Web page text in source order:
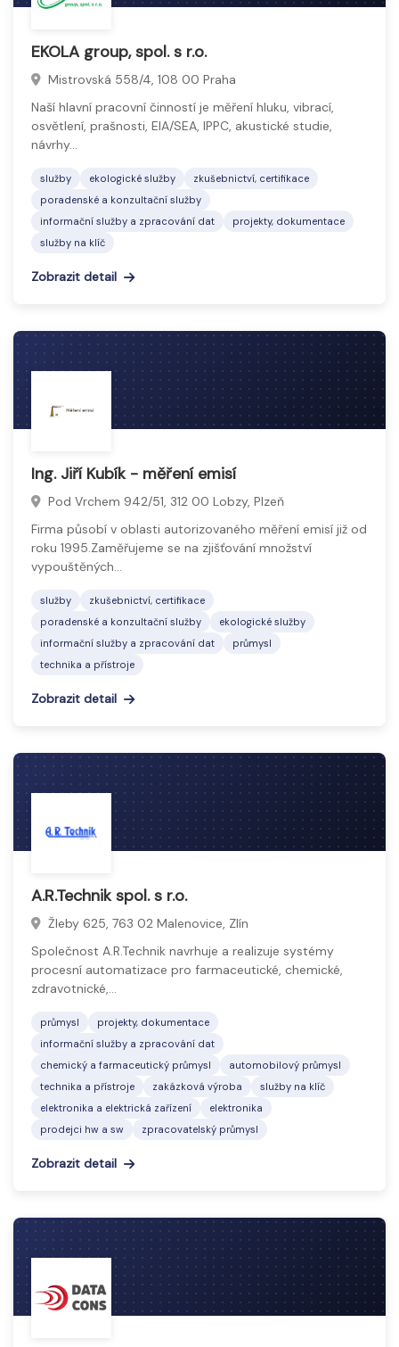
EKOLA group, spol. s r.o.
Mistrovská 558/4, 108 00 Praha
Naší hlavní pracovní činností je měření hluku, vibrací,
osvětlení, prašnosti, EIA/SEA, IPPC, akustické studie,
návrhy…
služby ekologické služby
zkušebnictví, certifikace
poradenské a konzultační služby
informační služby a zpracování dat
projekty, dokumentace
služby na klíč
Zobrazit detail
Ing. Jiří Kubík - měření emisí
Pod Vrchem 942/51, 312 00 Lobzy, Plzeň
Firma působí v oblasti autorizovaného měření emisí již od
roku 1995.Zaměřujeme se na zjišťování množství
vypouštěných…
služby
zkušebnictví, certifikace
poradenské a konzultační služby
ekologické služby
informační služby a zpracování dat
průmysl
technika a přístroje
Zobrazit detail
A.R.Technik spol. s r.o.
Žleby 625, 763 02 Malenovice, Zlín
Společnost A.R.Technik navrhuje a realizuje systémy
procesní automatizace pro farmaceutické, chemické,
zdravotnické,…
průmysl
projekty, dokumentace
informační služby a zpracování dat
chemický a farmaceutický průmysl
automobilový průmysl
technika a přístroje
zakázková výroba
služby na klíč
elektronika a elektrická zařízení
elektronika
prodejci hw a sw
zpracovatelský průmysl
Zobrazit detail